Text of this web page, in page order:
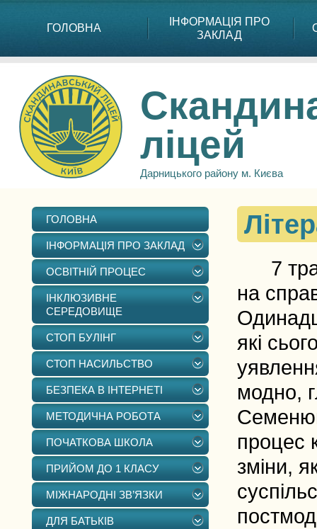
ГОЛОВНА
ІНФОРМАЦІЯ ПРО
ЗАКЛАД
ліцей
Дарницького району м. Києва
ГОЛОВНА
ІНФОРМАЦІЯ ПРО ЗАКЛАД
ОСВІТНІЙ ПРОЦЕС
ІНКЛЮЗИВНЕ
СЕРЕДОВИЩЕ
СТОП БУЛІНГ
СТОП НАСИЛЬСТВО
БЕЗПЕКА В ІНТЕРНЕТІ
МЕТОДИЧНА РОБОТА
ПОЧАТКОВА ШКОЛА
ПРИЙОМ ДО 1 КЛАСУ
МІЖНАРОДНІ ЗВ’ЯЗКИ
ДЛЯ БАТЬКІВ
7
на
які
модно,
процес
зміни,